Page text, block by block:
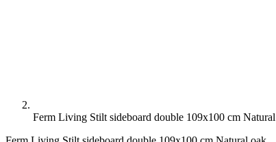
Ferm Living Stilt sideboard double 109x100 cm